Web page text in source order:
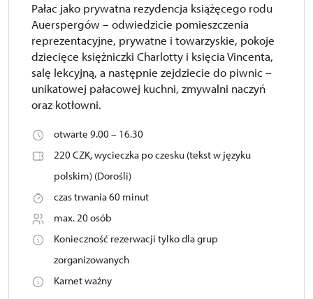
Pałac jako prywatna rezydencja książęcego rodu
Auerspergów – odwiedzicie pomieszczenia
reprezentacyjne, prywatne i towarzyskie, pokoje
dziecięce księżniczki Charlotty i księcia Vincenta,
salę lekcyjną, a następnie zejdziecie do piwnic –
unikatowej pałacowej kuchni, zmywalni naczyń
oraz kotłowni.
otwarte 9.00 – 16.30
220 CZK, wycieczka po czesku (tekst w języku
polskim) (Dorośli)
czas trwania 60 minut
max. 20 osób
Konieczność rezerwacji tylko dla grup
zorganizowanych
Karnet ważny